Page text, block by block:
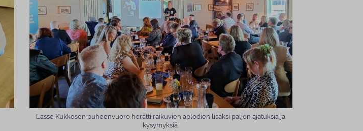
Lasse Kukkosen puheenvuoro herätti raikuvien aplodien lisäksi paljon ajatuksia ja
kysymyksiä.